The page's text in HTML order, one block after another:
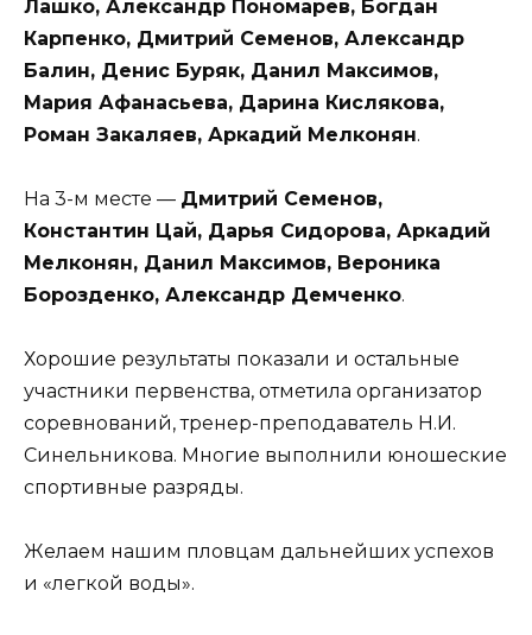
Лашко, Александр Пономарев, Богдан
Карпенко, Дмитрий Семенов, Александр
Балин, Денис Буряк, Данил Максимов,
Мария Афанасьева, Дарина Кислякова,
Роман Закаляев, Аркадий Мелконян.
На 3-м месте — Дмитрий Семенов,
Константин Цай, Дарья Сидорова, Аркадий
Мелконян, Данил Максимов, Вероника
Борозденко, Александр Демченко.
Хорошие результаты показали и остальные
участники первенства, отметила организатор
соревнований, тренер-преподаватель Н.И.
Синельникова. Многие выполнили юношеские
спортивные разряды.
Желаем нашим пловцам дальнейших успехов
и «легкой воды».